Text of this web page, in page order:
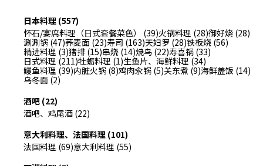
日本料理 (557)
怀石/宴席料理（日式套餐菜色） (39)火锅料理 (28)御好烧 (28)
涮涮锅 (47)荞麦面 (23)寿司 (163)天妇罗 (28)铁板烧 (56)
精进料理 (3)猪排 (15)串烧 (14)焼鸟 (22)寿喜锅 (33)
日式料理 (211)牡蛎料理 (1)生鱼片、海鲜料理 (34)
鳗鱼料理 (39)内脏火锅 (8)鸡肉汆锅 (5)关东煮 (9)海鲜盖饭 (14)
乌冬面 (2)
酒吧 (22)
酒吧、鸡尾酒 (22)
意大利料理、法国料理 (101)
法国料理 (69)意大利料理 (55)